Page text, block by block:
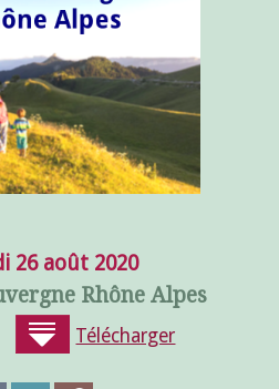
26 août 2020
Rhône Alpes
Télécharger